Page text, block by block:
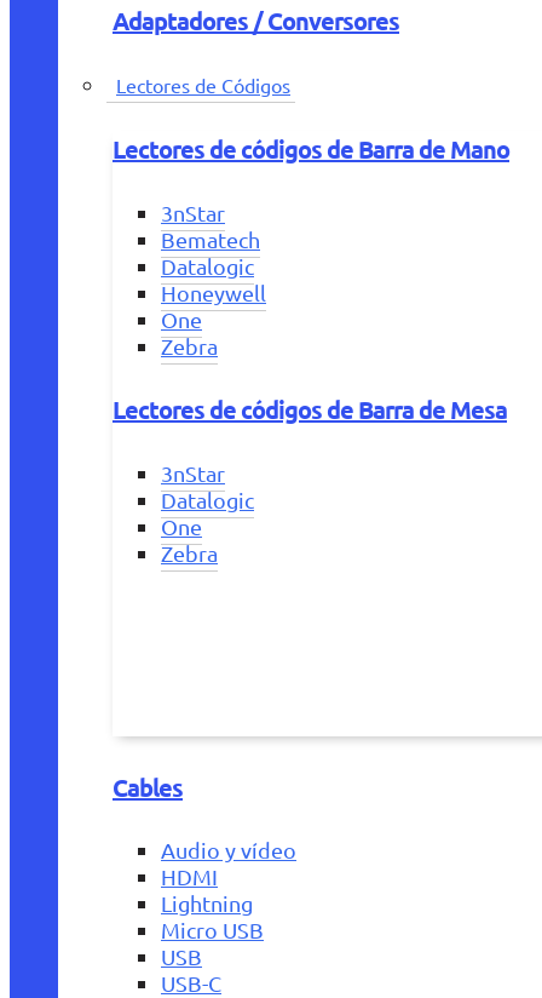
Adaptadores / Conversores
Lectores de Códigos
Lectores de códigos de Barra de Mano
3nStar
Bematech
Datalogic
Honeywell
One
Zebra
Lectores de códigos de Barra de Mesa
3nStar
Datalogic
One
Zebra
Cables
Audio y vídeo
HDMI
Lightning
Micro USB
USB
USB-C